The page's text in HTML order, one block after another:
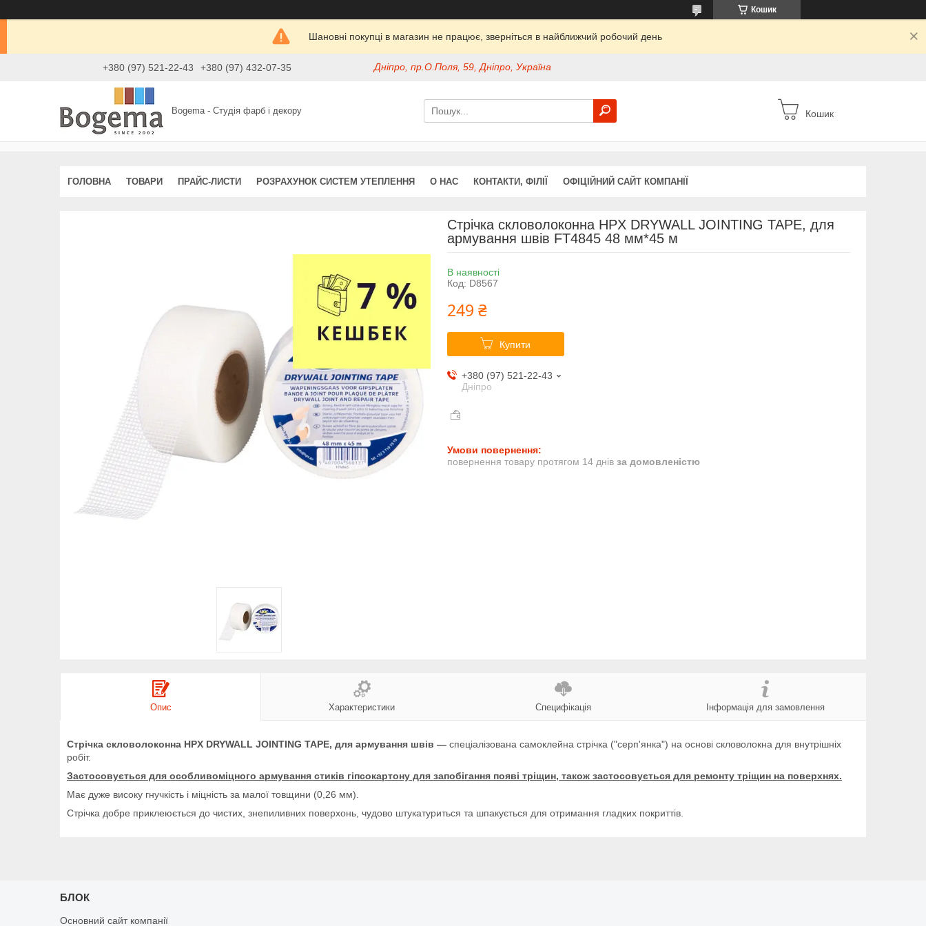
Кошик
Шановні покупці в магазин не працює, зверніться в найближчий робочий день
+380 (97) 521-22-43 +380 (97) 432-07-35 Дніпро, пр.О.Поля, 59, Дніпро, Україна
Bogema - Студія фарб і декору Кошик
ГОЛОВНА ТОВАРИ ПРАЙС-ЛИСТИ РОЗРАХУНОК СИСТЕМ УТЕПЛЕННЯ О НАС КОНТАКТИ, ФІЛІЇ ОФІЦІЙНИЙ САЙТ КОМПАНІЇ
Стрічка скловолоконна HPX DRYWALL JOINTING TAPE, для
армування швів FT4845 48 мм*45 м
В наявності
Код: D8567
249 ₴
Купити
+380 (97) 521-22-43
Дніпро
повернення товару протягом 14 днів за домовленістю
Опис Характеристики Специфікація Інформація для замовлення
Стрічка скловолоконна HPX DRYWALL JOINTING TAPE, для армування швів — спеціалізована самоклейна стрічка ("серп'янка") на основі скловолокна для внутрішніх
робіт.
Застосовується для особливоміцного армування стиків гіпсокартону для запобігання появі тріщин, також застосовується для ремонту тріщин на поверхнях.
Має дуже високу гнучкість і міцність за малої товщини (0,26 мм).
Стрічка добре приклеюється до чистих, знепиливних поверхонь, чудово штукатуриться та шпакується для отримання гладких покриттів.
БЛОК
Основний сайт компанії